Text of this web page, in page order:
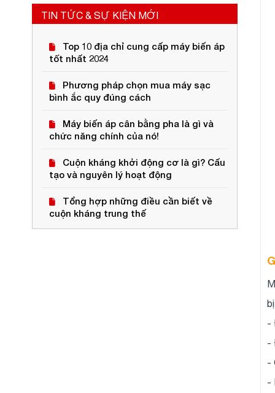
-
-
-
-
TIN TỨC & SỰ KIỆN MỚI
Top 10 địa chỉ cung cấp máy biến áp
tốt nhất 2024
Phương pháp chọn mua máy sạc
bình ắc quy đúng cách
Máy biến áp cân bằng pha là gì và
chức năng chính của nó!
Cuộn kháng khởi động cơ là gì? Cấu
tạo và nguyên lý hoạt động
Tổng hợp những điều cần biết về
cuộn kháng trung thế